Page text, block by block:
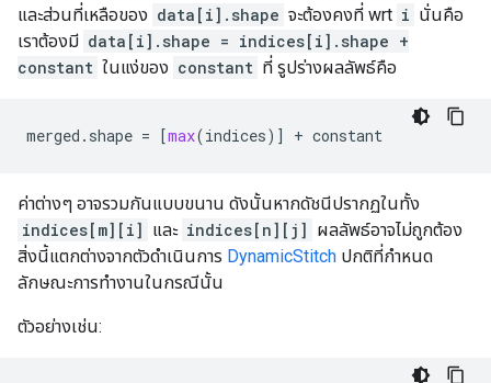
และส่วนที่เหลือของ data[i].shape จะต้องคงที่ wrt i นั่นคือ
เราต้องมี data[i].shape = indices[i].shape +
constant ในแง่ของ constant ที่ รูปร่างผลลัพธ์คือ
merged . shape = [max(indices)] + constant
ค่าต่างๆ อาจรวมกันแบบขนาน ดังนั้นหากดัชนีปรากฏในทั้ง
indices[m][i] และ indices[n][j] ผลลัพธ์อาจไม่ถูกต้อง
สิ่งนี้แตกต่างจากตัวดำเนินการ DynamicStitch ปกติที่กำหนด
ลักษณะการทำงานในกรณีนั้น
ตัวอย่างเช่น: